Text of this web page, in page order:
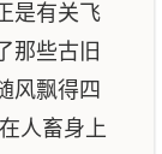
是有关飞
那些古旧
风飘得四
人畜身上